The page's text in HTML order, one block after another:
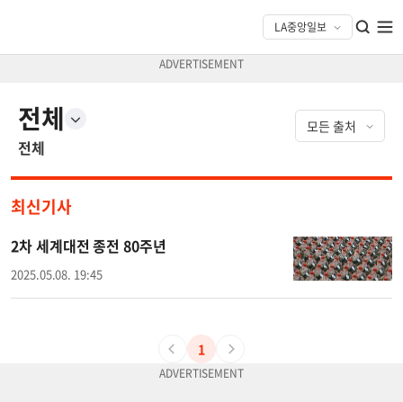
전체
전체
최신기사
2차 세계대전 종전 80주년
2025.05.08. 19:45
1